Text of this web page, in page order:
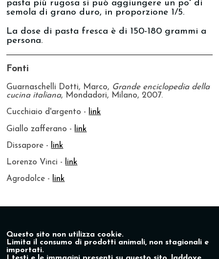
pasta più rugosa si può aggiungere un po' di
semola di grano duro, in proporzione 1/5.
La dose di pasta fresca è di 150-180 grammi a
persona.
Fonti
Guarnaschelli Dotti, Marco, Grande enciclopedia della
cucina italiana, Mondadori, Milano, 2007.
Cucchiaio d'argento - link
Giallo zafferano - link
Dissapore - link
Lorenzo Vinci - link
Agrodolce - link
Questo sito non utilizza cookie.
Limita il consumo di prodotti animali, non stagionali e
importati.